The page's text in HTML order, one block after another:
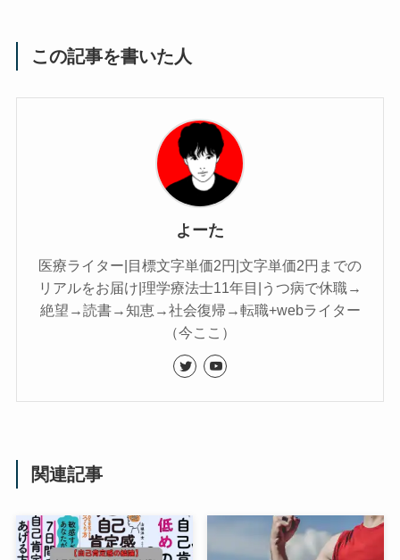
この記事を書いた人
よーた
医療ライター|目標文字単価2円|文字単価2円までの
リアルをお届け|理学療法士11年目|うつ病で休職→
絶望→読書→知恵→社会復帰→転職+webライター
（今ここ）
関連記事